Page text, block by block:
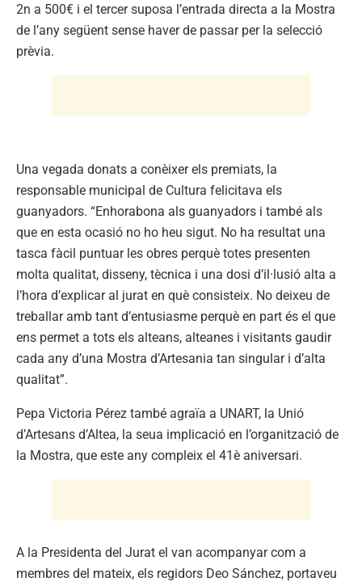
2n a 500€ i el tercer suposa l’entrada directa a la Mostra
de l’any següent sense haver de passar per la selecció
prèvia.
Una vegada donats a conèixer els premiats, la
responsable municipal de Cultura felicitava els
guanyadors. “Enhorabona als guanyadors i també als
que en esta ocasió no ho heu sigut. No ha resultat una
tasca fàcil puntuar les obres perquè totes presenten
molta qualitat, disseny, tècnica i una dosi d’il·lusió alta a
l’hora d’explicar al jurat en què consisteix. No deixeu de
treballar amb tant d’entusiasme perquè en part és el que
ens permet a tots els alteans, alteanes i visitants gaudir
cada any d’una Mostra d’Artesania tan singular i d’alta
qualitat”.
Pepa Victoria Pérez també agraïa a UNART, la Unió
d’Artesans d’Altea, la seua implicació en l’organització de
la Mostra, que este any compleix el 41è aniversari.
A la Presidenta del Jurat el van acompanyar com a
membres del mateix, els regidors Deo Sánchez, portaveu